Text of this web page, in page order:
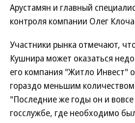
Арустамян и главный
контроля компании Олег
Участники рынка отмечают,
Кушнира может оказаться
его компания "Житло Инвест"
гораздо меньшим
"Последние же годы он и
госслужбе, где необходимо